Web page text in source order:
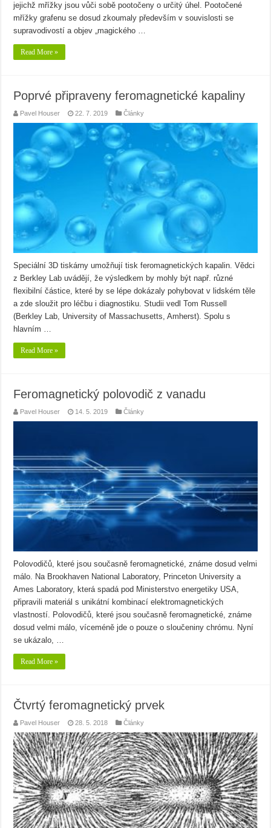
jejichž mřížky jsou vůči sobě pootočeny o určitý úhel. Pootočené
mřížky grafenu se dosud zkoumaly především v souvislosti se
supravodivostí a objev „magického …
Read More »
Poprvé připraveny feromagnetické kapaliny
Pavel Houser 22. 7. 2019 Články
Speciální 3D tiskárny umožňují tisk feromagnetických kapalin. Vědci
z Berkley Lab uvádějí, že výsledkem by mohly být např. různé
flexibilní částice, které by se lépe dokázaly pohybovat v lidském těle
a zde sloužit pro léčbu i diagnostiku. Studii vedl Tom Russell
(Berkley Lab, University of Massachusetts, Amherst). Spolu s
hlavním …
Read More »
Feromagnetický polovodič z vanadu
Pavel Houser 14. 5. 2019 Články
Polovodičů, které jsou současně feromagnetické, známe dosud velmi
málo. Na Brookhaven National Laboratory, Princeton University a
Ames Laboratory, která spadá pod Ministerstvo energetiky USA,
připravili materiál s unikátní kombinací elektromagnetických
vlastností. Polovodičů, které jsou současně feromagnetické, známe
dosud velmi málo, víceméně jde o pouze o sloučeniny chrómu. Nyní
se ukázalo, …
Read More »
Čtvrtý feromagnetický prvek
Pavel Houser 28. 5. 2018 Články